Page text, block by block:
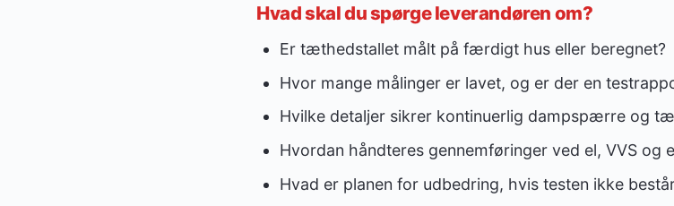
Hvad skal du spørge leverandøren om?
Er tæthedstallet målt på færdigt hus eller beregnet?
Hvor mange målinger er lavet, og er der en
Hvilke detaljer sikrer kontinuerlig dampspærre og
Hvordan håndteres gennemføringer ved el, VVS og
Hvad er planen for udbedring, hvis testen ikke